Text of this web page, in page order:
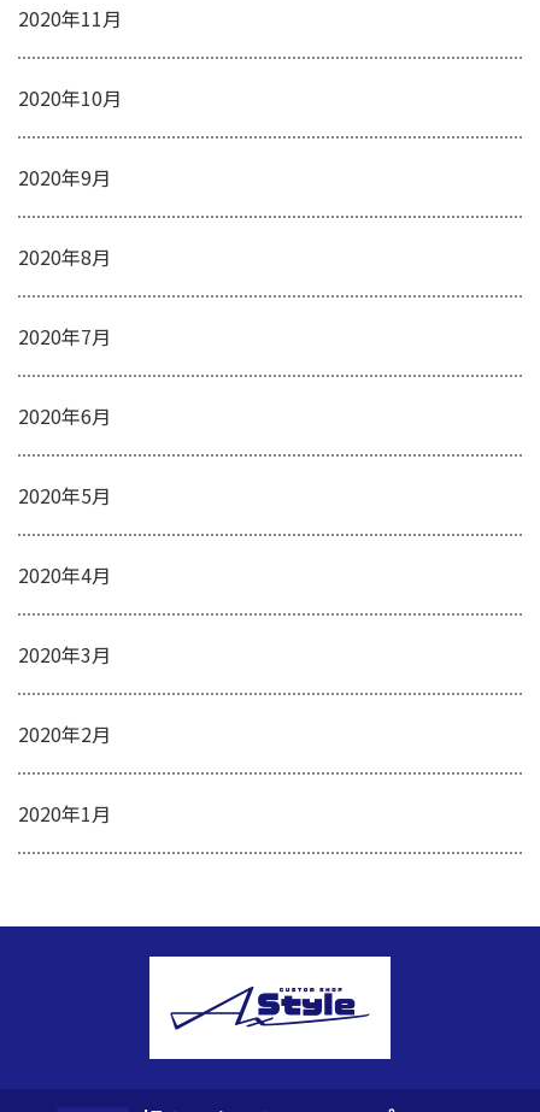
2020年11月
2020年10月
2020年9月
2020年8月
2020年7月
2020年6月
2020年5月
2020年4月
2020年3月
2020年2月
2020年1月